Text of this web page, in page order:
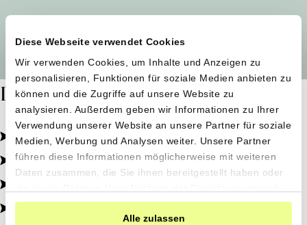
Diese Webseite verwendet Cookies
Wir verwenden Cookies, um Inhalte und Anzeigen zu
personalisieren, Funktionen für soziale Medien anbieten zu
können und die Zugriffe auf unsere Website zu
analysieren. Außerdem geben wir Informationen zu Ihrer
Verwendung unserer Website an unsere Partner für soziale
Medien, Werbung und Analysen weiter. Unsere Partner
führen diese Informationen möglicherweise mit weiteren
Daten zusammen, die Sie ihnen bereitgestellt haben oder
haben.
Alle zulassen
Dafür stehen wir
Pestizidfrei angebaut, schonend verarbeitet.
Natürliche Zutaten, echter Geschmack.
Von kleinen Höfen, direkt zu dir.
100% transparent, 0% Zusatzstoffe.